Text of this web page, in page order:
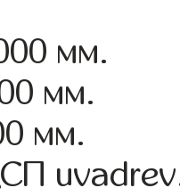
мм.
мм.
мм.